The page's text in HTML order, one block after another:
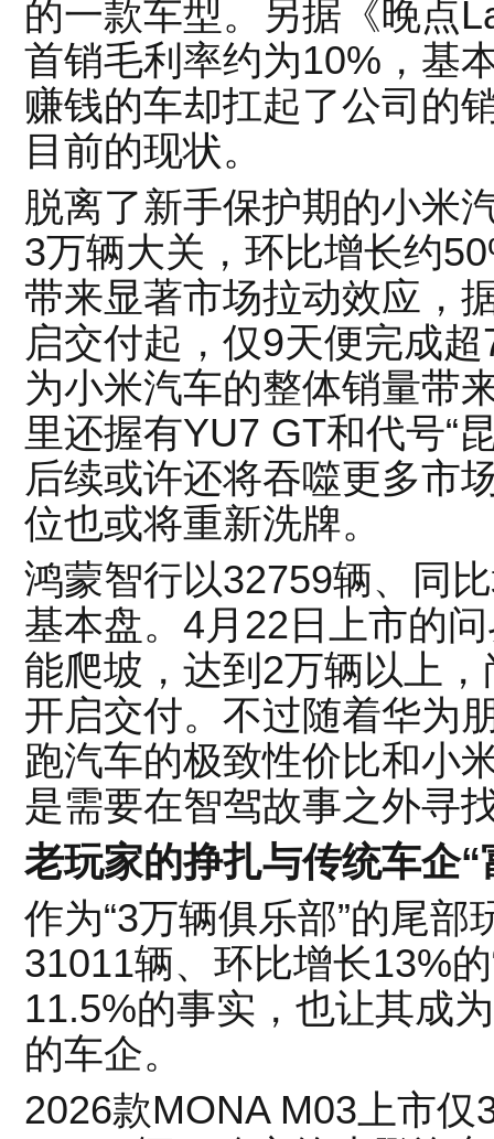
的一款车型。另据《晚点
首销毛利率约为10%，基
赚钱的车却扛起了公司的
目前的现状。
脱离了新手保护期的小米
3万辆大关，环比增长约
带来显著市场拉动效应，
启交付起，仅9天便完成
为小米汽车的整体销量带
里还握有YU7 GT和代号“
后续或许还将吞噬更多市
位也或将重新洗牌。
鸿蒙智行以32759辆、同
基本盘。4月22日上市的
能爬坡，达到2万辆以上
开启交付。不过随着华为
跑汽车的极致性价比和小
是需要在智驾故事之外寻
老玩家的挣扎与传统车企
作为“3万辆俱乐部”的尾
31011辆、环比增长13%
11.5%的事实，也让其成
的车企。
2026款MONA M03上市